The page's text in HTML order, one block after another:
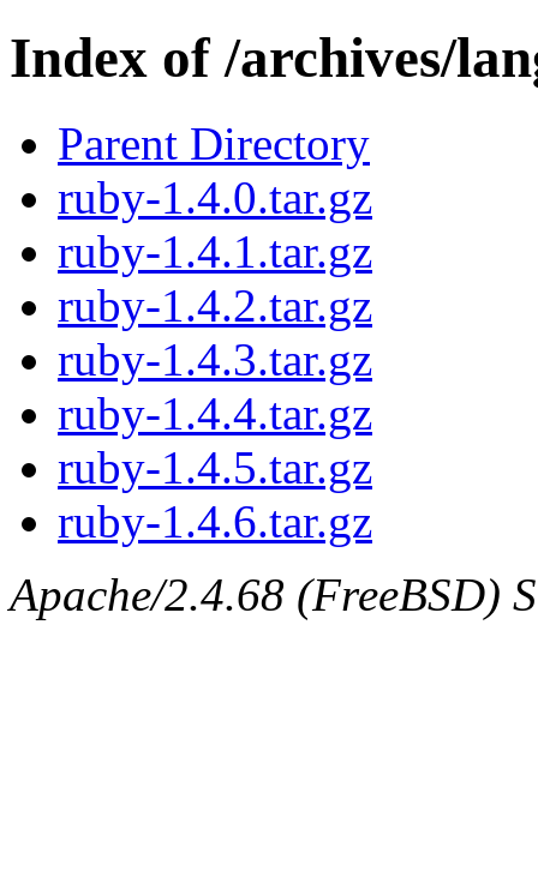
Index of /archives/
Parent Directory
ruby-1.4.0.tar.gz
ruby-1.4.1.tar.gz
ruby-1.4.2.tar.gz
ruby-1.4.3.tar.gz
ruby-1.4.4.tar.gz
ruby-1.4.5.tar.gz
ruby-1.4.6.tar.gz
Apache/2.4.68 (FreeBSD)